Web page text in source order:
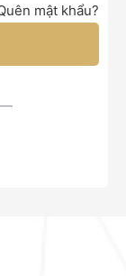
mật khẩu?